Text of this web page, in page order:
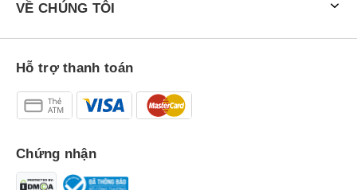
VỀ CHÚNG TÔI
Hỗ trợ thanh toán
Chứng nhận